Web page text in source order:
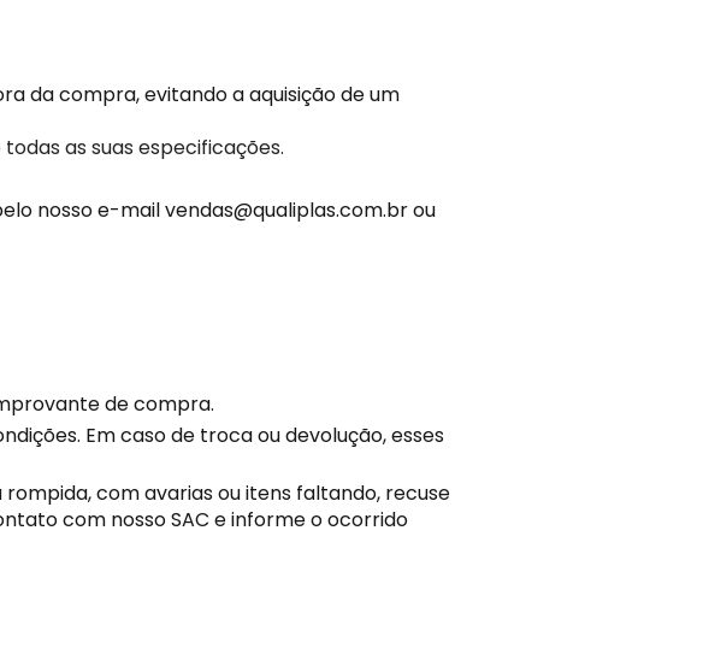
da compra, evitando a aquisição de um
as suas especificações.
nosso e-mail vendas@qualiplas.com.br ou
de compra.
Em caso de troca ou devolução, esses
com avarias ou itens faltando, recuse
com nosso SAC e informe o ocorrido